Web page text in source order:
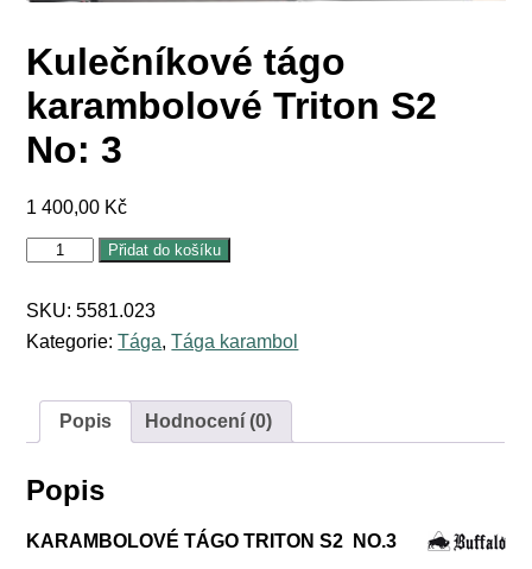
Kulečníkové tágo
karambolové Triton S2
No: 3
1 400,00 Kč
Kulečníkové
tágo
Triton
S2
No:
množství
Přidat do košíku
SKU:5581.023
Kategorie:Tága,Tága karambol
Popis Hodnocení (0)
Popis
KARAMBOLOVÉ TÁGO TRITON S2 NO.3